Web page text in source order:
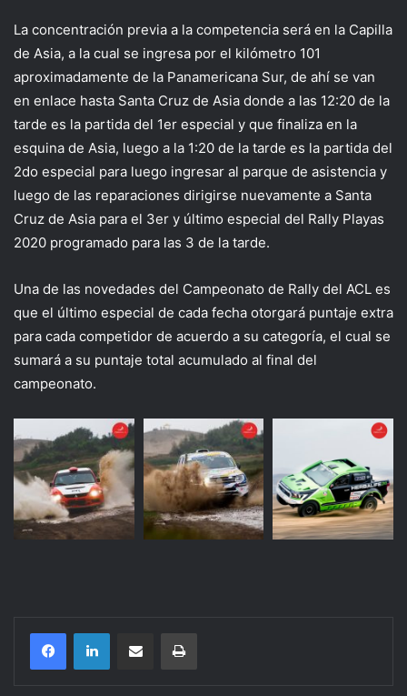
La concentración previa a la competencia será en la Capilla
de Asia, a la cual se ingresa por el kilómetro 101
aproximadamente de la Panamericana Sur, de ahí se van
en enlace hasta Santa Cruz de Asia donde a las 12:20 de la
tarde es la partida del 1er especial y que finaliza en la
esquina de Asia, luego a la 1:20 de la tarde es la partida del
2do especial para luego ingresar al parque de asistencia y
luego de las reparaciones dirigirse nuevamente a Santa
Cruz de Asia para el 3er y último especial del Rally Playas
2020 programado para las 3 de la tarde.
Una de las novedades del Campeonato de Rally del ACL es
que el último especial de cada fecha otorgará puntaje extra
para cada competidor de acuerdo a su categoría, el cual se
sumará a su puntaje total acumulado al final del
campeonato.
Compartir por correo electrónicoImprimir